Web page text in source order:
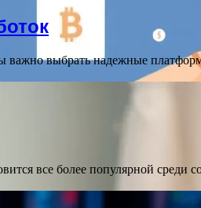
выбрать надежные
все более популярной среди